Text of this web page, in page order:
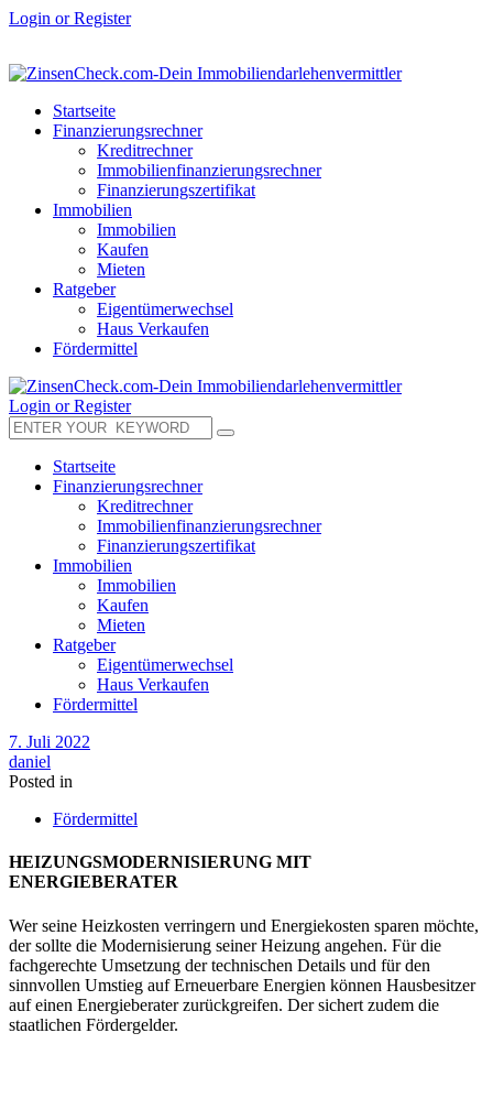
Login or Register
Startseite
Finanzierungsrechner
Kreditrechner
Immobilienfinanzierungsrechner
Finanzierungszertifikat
Immobilien
Immobilien
Kaufen
Mieten
Ratgeber
Eigentümerwechsel
Haus Verkaufen
Fördermittel
Login or Register
Startseite
Finanzierungsrechner
Kreditrechner
Immobilienfinanzierungsrechner
Finanzierungszertifikat
Immobilien
Immobilien
Kaufen
Mieten
Ratgeber
Eigentümerwechsel
Haus Verkaufen
Fördermittel
7. Juli 2022
daniel
Posted in
Fördermittel
HEIZUNGSMODERNISIERUNG MIT
ENERGIEBERATER
Wer seine Heizkosten verringern und Energiekosten sparen möchte,
der sollte die Modernisierung seiner Heizung angehen. Für die
fachgerechte Umsetzung der technischen Details und für den
sinnvollen Umstieg auf Erneuerbare Energien können Hausbesitzer
auf einen Energieberater zurückgreifen. Der sichert zudem die
staatlichen Fördergelder.